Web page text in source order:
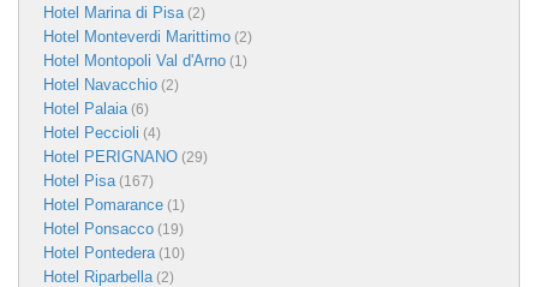
Hotel Marina di Pisa(2)
Hotel Monteverdi Marittimo (2)
Hotel Montopoli Val d'Arno (1)
Hotel Navacchio (2)
Hotel Palaia(6)
Hotel Peccioli (4)
Hotel PERIGNANO (29)
Hotel Pisa(167)
Hotel Pomarance (1)
Hotel Ponsacco (19)
Hotel Pontedera(10)
Hotel Riparbella(2)